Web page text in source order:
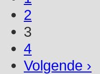
2
3
4
Volgende ›